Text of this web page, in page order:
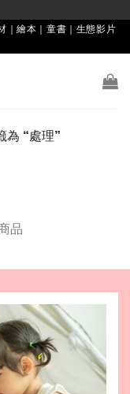
｜繪本｜童書｜生態影片
為 “處理”
品